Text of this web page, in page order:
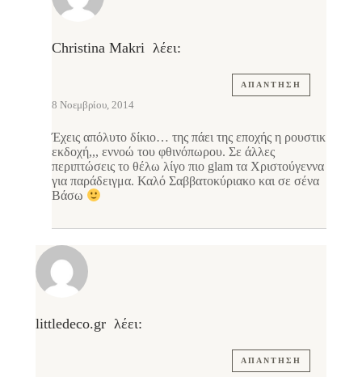
Christina Makri λέει:
ΑΠΆΝΤΗΣΗ
8 Νοεμβρίου, 2014
Έχεις απόλυτο δίκιο… της πάει της εποχής η ρουστικ
εκδοχή,,, εννοώ του φθινόπωρου. Σε άλλες
περιπτώσεις το θέλω λίγο πιο glam τα Χριστούγεννα
για παράδειγμα. Καλό Σαββατοκύριακο και σε σένα
Βάσω
littledeco.gr λέει:
ΑΠΆΝΤΗΣΗ